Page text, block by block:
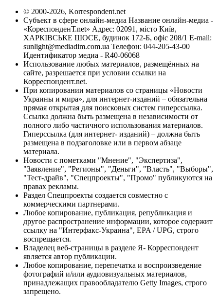
© 2000-2026, Korrespondent.net
Субъект в сфере онлайн-медиа Название онлайн-медиа -
«КореспонденТ.net» Адрес: 02091, місто Київ,
ХАРКІВСЬКЕ ШОСЕ, будинок 172-Б, офіс 208/1 E-mail:
sunlight@mediadim.com.ua Телефон: 044-205-43-00
Идентификатор медиа - R40-06068
Использование любых материалов, размещённых на
сайте, разрешается при условии ссылки на
Корреспондент.net.
При копировании материалов со страницы «Новости
Украины и мира», для интернет-изданий – обязательна
прямая открытая для поисковых систем гиперссылка.
Ссылка должна быть размещена в независимости от
полного либо частичного использования материалов.
Гиперссылка (для интернет- изданий) – должна быть
размещена в подзаголовке или в первом абзаце
материала.
Новости с пометками "Мнение", "Экспертиза",
"Заявление", "Регионы", "Деньги", "Власть", "Выборы",
"Тест-драйв", "Спецпроекты", "Промо" публикуются на
правах рекламы.
Раздел Спецпроекты создается совместно с
коммерческими партнерами.
Любое копирование, публикация, републикация и
другое распространение информации, которое содержит
ссылку на "Интерфакс-Украина", EPA / UPG, строго
воспрещается.
Владелец веб-страницы в разделе Я- Корреспондент
является автор публикации.
Любое копирование, перепечатка и воспроизведение
фотографий и/или аудиовизуальных материалов,
принадлежащих правообладателю Getty Images, строго
запрещено.